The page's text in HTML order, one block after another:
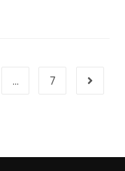
… 7